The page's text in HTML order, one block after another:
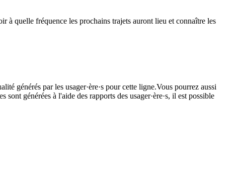
quelle fréquence les prochains trajets auront lieu et connaître les
générés par les usager·ère·s pour cette ligne.Vous pourrez aussi
générées à l'aide des rapports des usager·ère·s, il est possible